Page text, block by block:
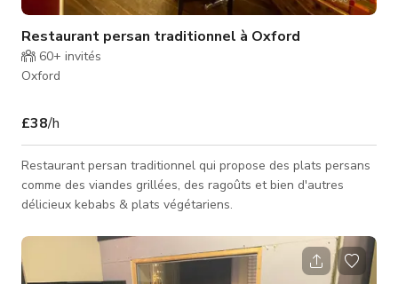
Restaurant persan traditionnel à Oxford
60+ invités
Oxford
£38/h
Restaurant persan traditionnel qui propose des plats persans
comme des viandes grillées, des ragoûts et bien d'autres
délicieux kebabs & plats végétariens.